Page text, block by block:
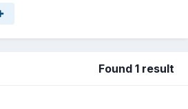
Found 1 result